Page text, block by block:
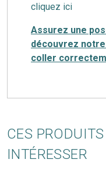
cliquez ici
Assurez une
découvrez
coller
CES
INTÉRESSER